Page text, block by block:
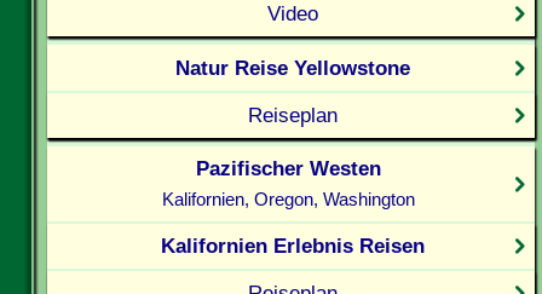
Video
Natur Reise Yellowstone
Reiseplan
Pazifischer Westen
Kalifornien, Oregon, Washington
Kalifornien Erlebnis Reisen